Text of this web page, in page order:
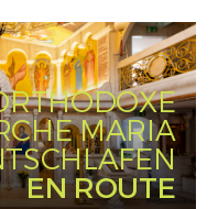
EVENTS agenda FILTRE
MARIA
EN ROUTE